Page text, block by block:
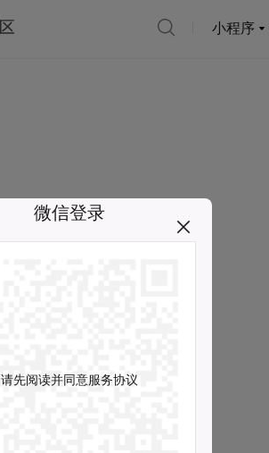
小程序
微信登录
请先阅读并同意服务协议